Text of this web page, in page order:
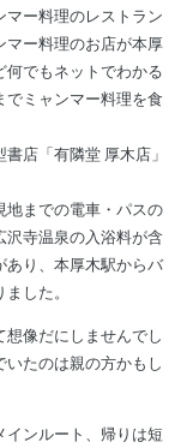
マー料理のレストラン
ー料理のお店が本厚
でもネットでわかる
ミャンマー料理を食
店「有隣堂 厚木店」
地までの電車・パスの
寺温泉の入浴料が含
あり、本厚木駅からバ
した。
像だにしませんでし
たのは親の方かもし
ンルート、帰りは短